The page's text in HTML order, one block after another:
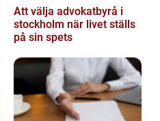
Att välja advokatbyrå i
stockholm när livet ställs
på sin spets